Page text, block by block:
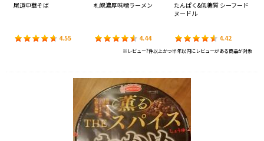
尾道中華そば
4.55
札幌濃厚味噌ラーメン
4.44
たんぱく&低糖質 シーフード
ヌードル
4.42
※レビュー7件以上かつ半年以内にレビューがある商品が対象